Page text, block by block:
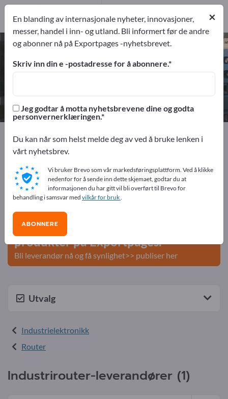
Industrirouter – finn produsenter
og leverandører
1
1
Exportpages Elektroteknikk
Industrielektronikk
Industrirouter
Annonser gratis på Exportpages!
Behov – Tilbud – Brukte varer – Forretningskontakter >>
start her
Publiser din bedrift og dine
produkter på Exportpages.
Bli leverandør nå og få synlighet>> publiser her
Utvalg
Industrielektronikk
Router
Industrirouter-leverandører (1)
×
En blanding av internasjonale nyheter, innovasjoner,
messer, handel i inn- og utland. Bli informert før de andre
og abonner nå på Exportpages -nyhetsbrevet.
Skriv inn din e -postadresse for å abonnere.
Jeg godtar å motta nyhetsbrevene dine og godta
personvernerklæringen.
Du kan når som helst melde deg av ved å bruke lenken i
vårt nyhetsbrev.
Vi bruker Brevo som vår markedsføringsplattform. Ved å klikke
nedenfor for å sende inn dette skjemaet, godtar du at
informasjonen du har gitt vil bli overført til Brevo for
behandling i samsvar med vilkår for bruk.
ABONNERE